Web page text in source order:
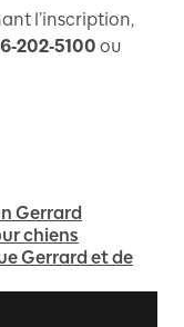
l’inscription,
ou
Gerrard
chiens
Gerrard et de